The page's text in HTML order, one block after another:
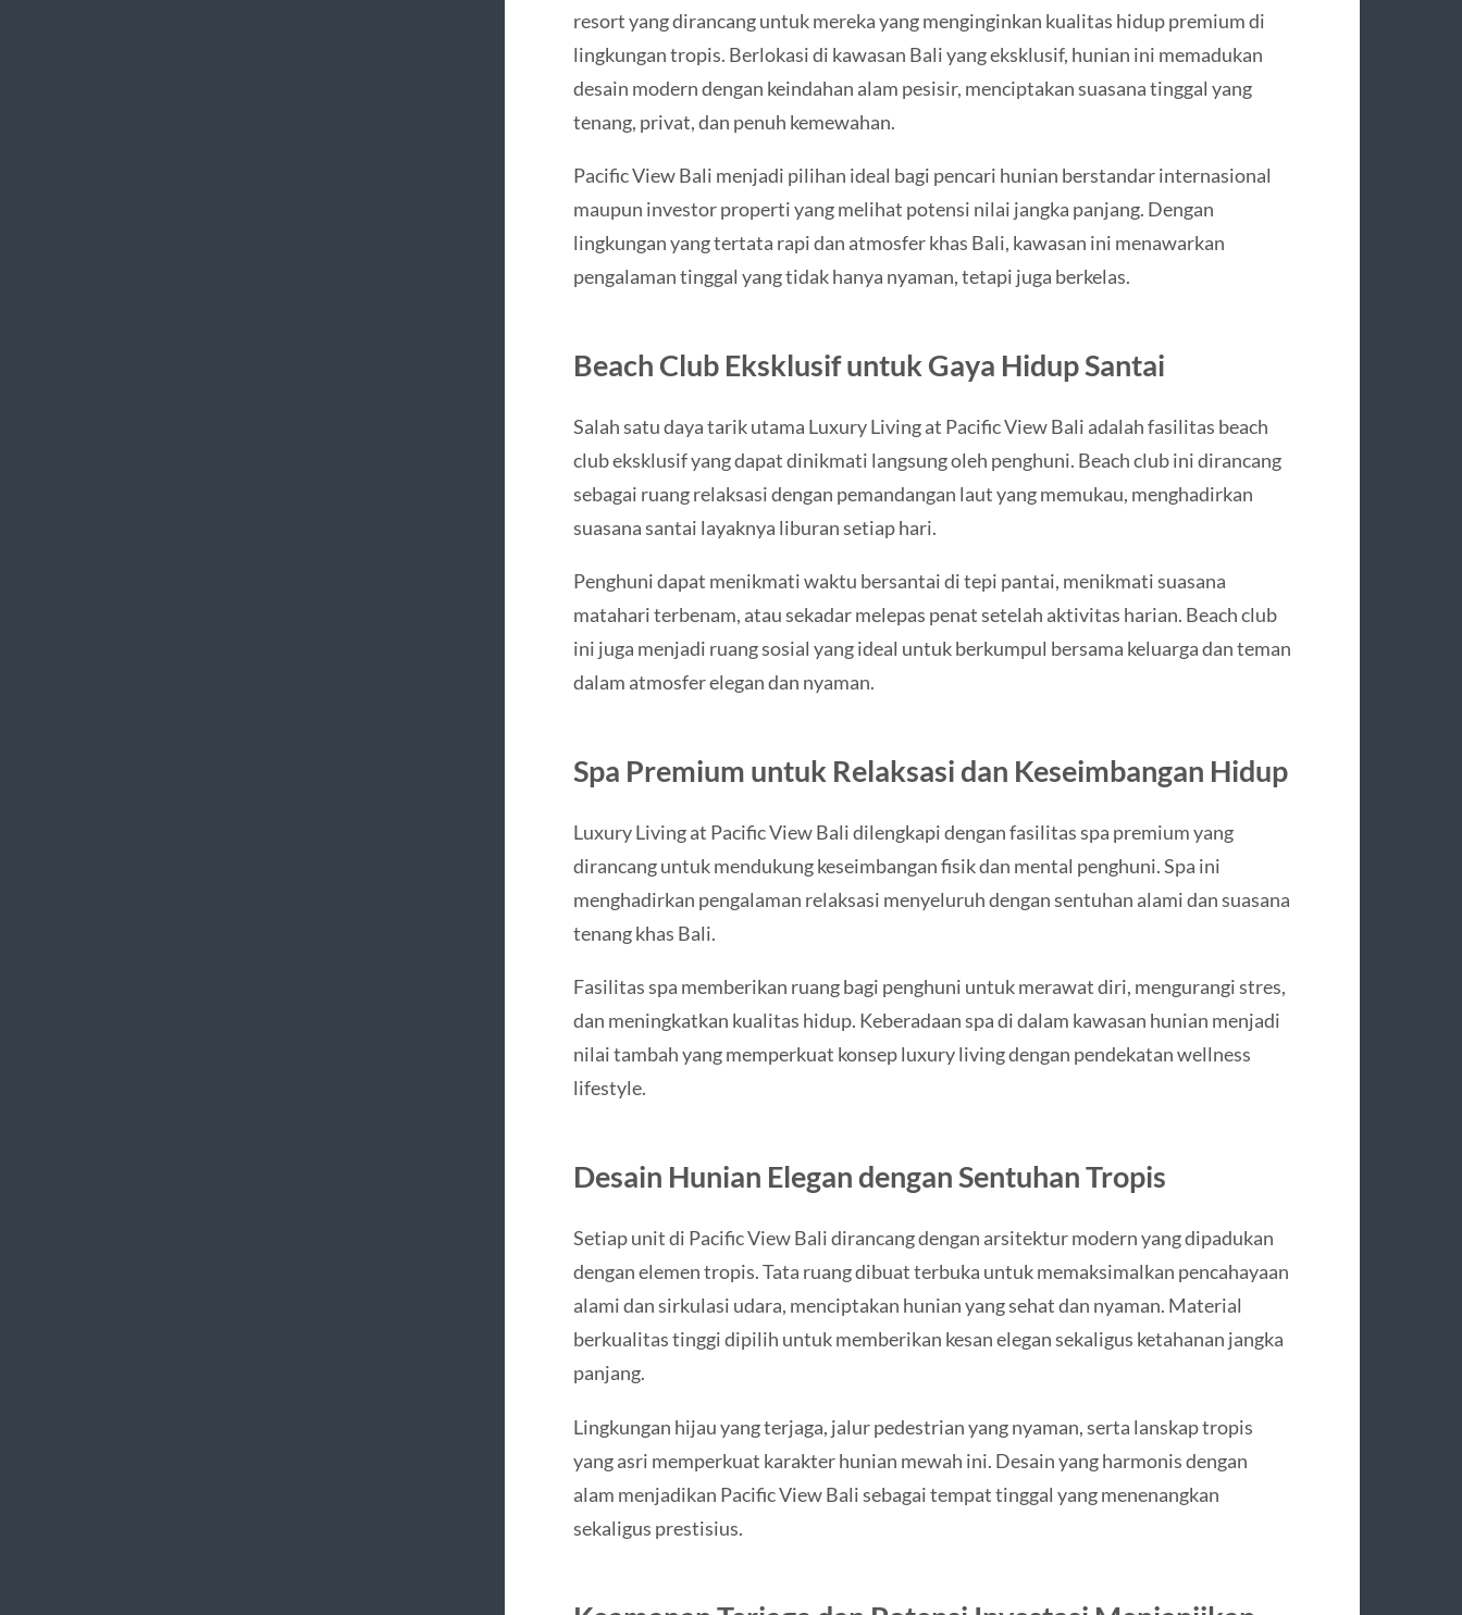
resort yang dirancang untuk mereka yang menginginkan kualitas hidup premium di
lingkungan tropis. Berlokasi di kawasan Bali yang eksklusif, hunian ini memadukan
desain modern dengan keindahan alam pesisir, menciptakan suasana tinggal yang
tenang, privat, dan penuh kemewahan.
Pacific View Bali menjadi pilihan ideal bagi pencari hunian berstandar internasional
maupun investor properti yang melihat potensi nilai jangka panjang. Dengan
lingkungan yang tertata rapi dan atmosfer khas Bali, kawasan ini menawarkan
pengalaman tinggal yang tidak hanya nyaman, tetapi juga berkelas.
Beach Club Eksklusif untuk Gaya Hidup Santai
Salah satu daya tarik utama Luxury Living at Pacific View Bali adalah fasilitas beach
club eksklusif yang dapat dinikmati langsung oleh penghuni. Beach club ini dirancang
sebagai ruang relaksasi dengan pemandangan laut yang memukau, menghadirkan
suasana santai layaknya liburan setiap hari.
Penghuni dapat menikmati waktu bersantai di tepi pantai, menikmati suasana
matahari terbenam, atau sekadar melepas penat setelah aktivitas harian. Beach club
ini juga menjadi ruang sosial yang ideal untuk berkumpul bersama keluarga dan teman
dalam atmosfer elegan dan nyaman.
Spa Premium untuk Relaksasi dan Keseimbangan Hidup
Luxury Living at Pacific View Bali dilengkapi dengan fasilitas spa premium yang
dirancang untuk mendukung keseimbangan fisik dan mental penghuni. Spa ini
menghadirkan pengalaman relaksasi menyeluruh dengan sentuhan alami dan suasana
tenang khas Bali.
Fasilitas spa memberikan ruang bagi penghuni untuk merawat diri, mengurangi stres,
dan meningkatkan kualitas hidup. Keberadaan spa di dalam kawasan hunian menjadi
nilai tambah yang memperkuat konsep luxury living dengan pendekatan wellness
lifestyle.
Desain Hunian Elegan dengan Sentuhan Tropis
Setiap unit di Pacific View Bali dirancang dengan arsitektur modern yang dipadukan
dengan elemen tropis. Tata ruang dibuat terbuka untuk memaksimalkan pencahayaan
alami dan sirkulasi udara, menciptakan hunian yang sehat dan nyaman. Material
berkualitas tinggi dipilih untuk memberikan kesan elegan sekaligus ketahanan jangka
panjang.
Lingkungan hijau yang terjaga, jalur pedestrian yang nyaman, serta lanskap tropis
yang asri memperkuat karakter hunian mewah ini. Desain yang harmonis dengan
alam menjadikan Pacific View Bali sebagai tempat tinggal yang menenangkan
sekaligus prestisius.